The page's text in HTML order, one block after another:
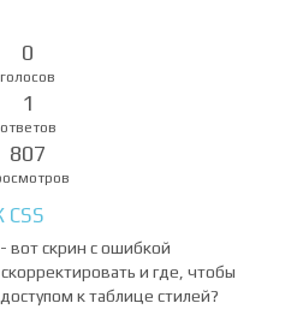
0
голосов
1
ответов
807
скрин с ошибкой
и где, чтобы
к таблице стилей?